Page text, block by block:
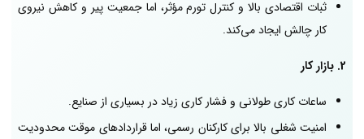
ثبات اقتصادی بالا و کنترل تورم مؤثر، اما جمعیت پیر و کاهش نیروی
کار چالش ایجاد می‌کند.
2. بازار کار
ساعات کاری طولانی و فشار کاری زیاد در بسیاری از صنایع.
امنیت شغلی بالا برای کارکنان رسمی، اما قراردادهای موقت محدودیت